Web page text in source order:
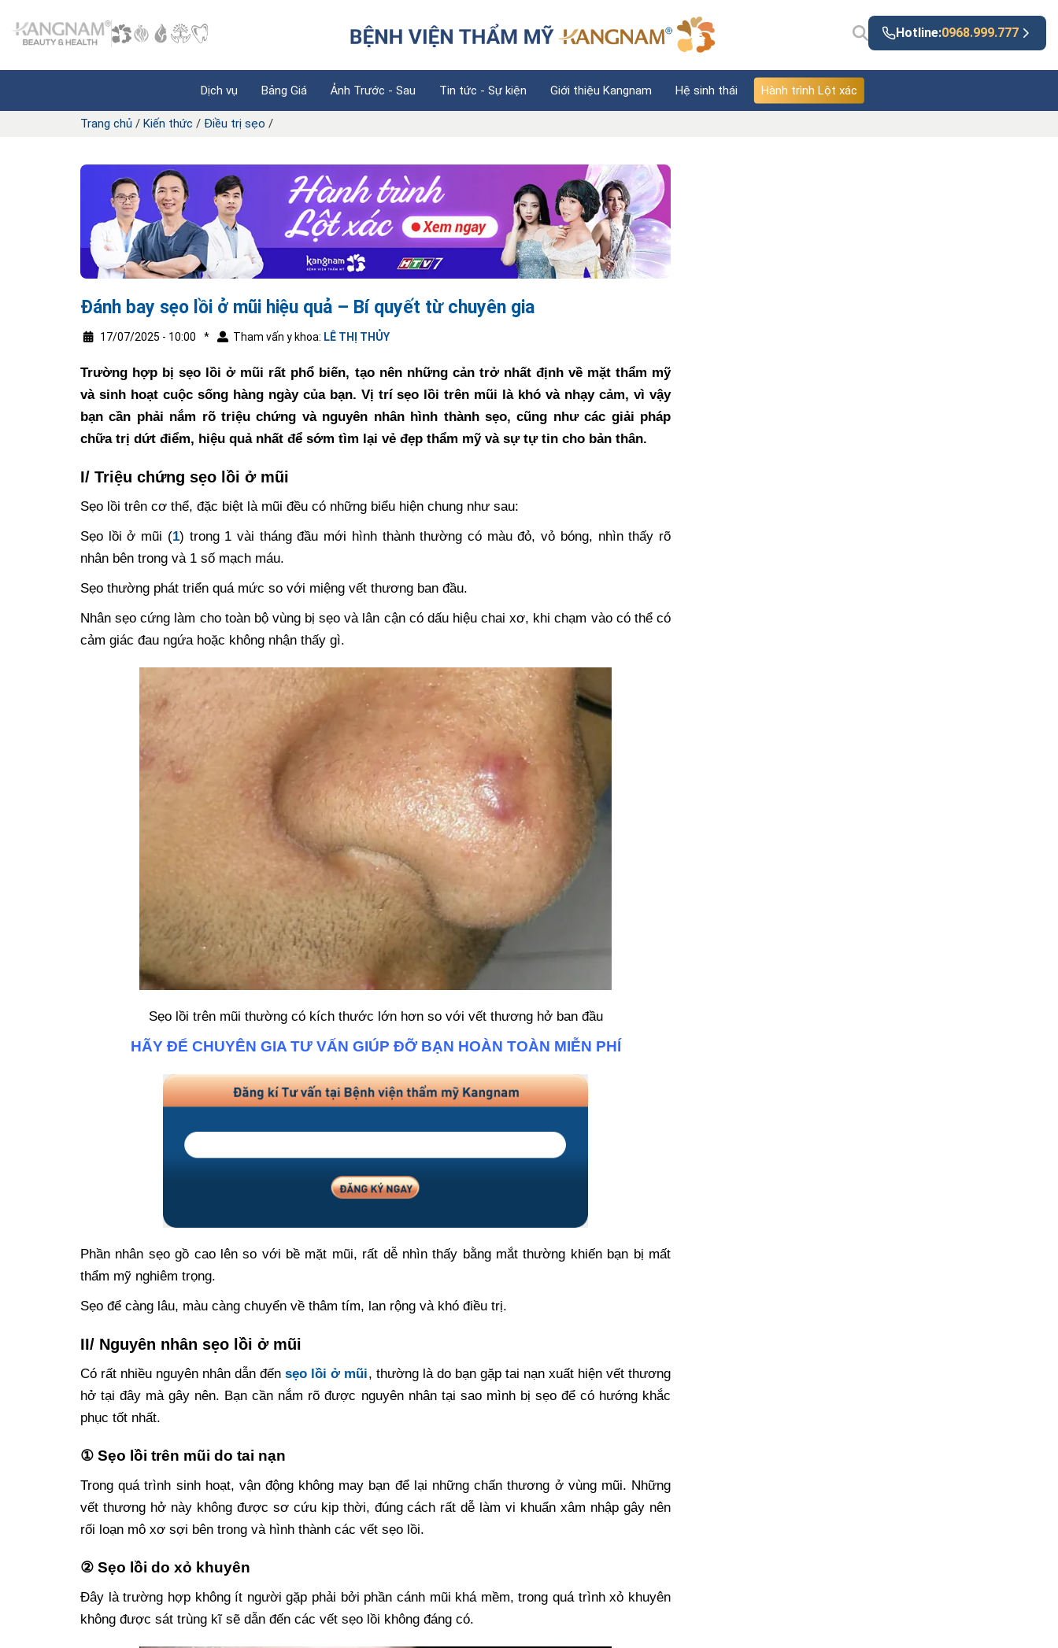
Hotline:0968.999.777
Dịch vụ Bảng Giá Ảnh Trước - Sau Tin tức - Sự kiện Giới thiệu Kangnam Hệ sinh thái Hành trình Lột xác
Trang chủ / Kiến thức / Điều trị sẹo /
Đánh bay sẹo lồi ở mũi hiệu quả – Bí quyết từ chuyên gia
17/07/2025 - 10:00 * Tham vấn y khoa: LÊ THỊ THỦY
Trường hợp bị sẹo lồi ở mũi rất phổ biến, tạo nên những cản trở nhất định về mặt thẩm mỹ
và sinh hoạt cuộc sống hàng ngày của bạn. Vị trí sẹo lồi trên mũi là khó và nhạy cảm, vì vậy
bạn cần phải nắm rõ triệu chứng và nguyên nhân hình thành sẹo, cũng như các giải pháp
chữa trị dứt điểm, hiệu quả nhất để sớm tìm lại vẻ đẹp thẩm mỹ và sự tự tin cho bản thân.
I/ Triệu chứng sẹo lồi ở mũi
Sẹo lồi trên cơ thể, đặc biệt là mũi đều có những biểu hiện chung như sau:
Sẹo lồi ở mũi (1) trong 1 vài tháng đầu mới hình thành thường có màu đỏ, vỏ bóng, nhìn thấy rõ
nhân bên trong và 1 số mạch máu.
Sẹo thường phát triển quá mức so với miệng vết thương ban đầu.
Nhân sẹo cứng làm cho toàn bộ vùng bị sẹo và lân cận có dấu hiệu chai xơ, khi chạm vào có thể có
cảm giác đau ngứa hoặc không nhận thấy gì.
Sẹo lồi trên mũi thường có kích thước lớn hơn so với vết thương hở ban đầu
HÃY ĐỂ CHUYÊN GIA TƯ VẤN GIÚP ĐỠ BẠN HOÀN TOÀN MIỄN PHÍ
Phần nhân sẹo gồ cao lên so với bề mặt mũi, rất dễ nhìn thấy bằng mắt thường khiến bạn bị mất
thẩm mỹ nghiêm trọng.
Sẹo để càng lâu, màu càng chuyển về thâm tím, lan rộng và khó điều trị.
II/ Nguyên nhân sẹo lồi ở mũi
Có rất nhiều nguyên nhân dẫn đếnsẹo lồi ở mũi, thường là do bạn gặp tai nạn xuất hiện vết thương
hở tại đây mà gây nên. Bạn cần nắm rõ được nguyên nhân tại sao mình bị sẹo để có hướng khắc
phục tốt nhất.
① Sẹo lồi trên mũi do tai nạn
Trong quá trình sinh hoạt, vận động không may bạn để lại những chấn thương ở vùng mũi. Những
vết thương hở này không được sơ cứu kịp thời, đúng cách rất dễ làm vi khuẩn xâm nhập gây nên
rối loạn mô xơ sợi bên trong và hình thành các vết sẹo lồi.
② Sẹo lồi do xỏ khuyên
Đây là trường hợp không ít người gặp phải bởi phần cánh mũi khá mềm, trong quá trình xỏ khuyên
không được sát trùng kĩ sẽ dẫn đến các vết sẹo lồi không đáng có.